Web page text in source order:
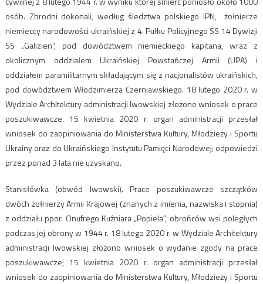
osób. Zbrodni dokonali, według śledztwa polskiego IPN, żołnierze
niemieccy narodowości ukraińskiej z 4. Pułku Policyjnego SS 14 Dywizji
SS „Galizien”, pod dowództwem niemieckiego kapitana, wraz z
okolicznym oddziałem Ukraińskiej Powstańczej Armii (UPA) i
oddziałem paramilitarnym składającym się z nacjonalistów ukraińskich,
pod dowództwem Włodzimierza Czerniawskiego. 18 lutego 2020 r. w
Wydziale Architektury administracji lwowskiej złożono wniosek o prace
poszukiwawcze. 15 kwietnia 2020 r. organ administracji przesłał
wniosek do zaopiniowania do Ministerstwa Kultury, Młodzieży i Sportu
Ukrainy oraz do Ukraińskiego Instytutu Pamięci Narodowej; odpowiedzi
przez ponad 3 lata nie uzyskano.
Stanisłówka (obwód lwowski). Prace poszukiwawcze szczątków
dwóch żołnierzy Armii Krajowej (znanych z imienia, nazwiska i stopnia)
z oddziału ppor. Onufrego Kuźniara „Popiela”, obrońców wsi poległych
podczas jej obrony w 1944 r. 18 lutego 2020 r. w Wydziale Architektury
administracji lwowskiej złożono wniosek o wydanie zgody na prace
poszukiwawcze; 15 kwietnia 2020 r. organ administracji przesłał
wniosek do zaopiniowania do Ministerstwa Kultury, Młodzieży i Sportu